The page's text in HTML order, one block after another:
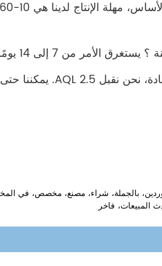
بالجملة، شراء، مصنع، مخصص،
المبيعات، فاخر